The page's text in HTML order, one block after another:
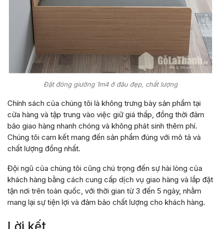
Đặt đóng giường 1m4 ở đâu đẹp, chất lượng
Chính sách của chúng tôi là không trưng bày sản phẩm tại
cửa hàng và tập trung vào việc giữ giá thấp, đồng thời đảm
bảo giao hàng nhanh chóng và không phát sinh thêm phí.
Chúng tôi cam kết mang đến sản phẩm đúng với mô tả và
chất lượng đồng nhất.
Đội ngũ của chúng tôi cũng chú trọng đến sự hài lòng của
khách hàng bằng cách cung cấp dịch vụ giao hàng và lắp đặt
tận nơi trên toàn quốc, với thời gian từ 3 đến 5 ngày, nhằm
mang lại sự tiện lợi và đảm bảo chất lượng cho khách hàng.